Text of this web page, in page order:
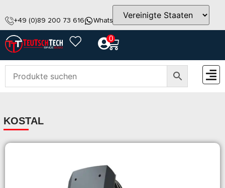
+49 (0)89 200 73 616 WhatsApp info@teutschtech.com
0
KOSTAL